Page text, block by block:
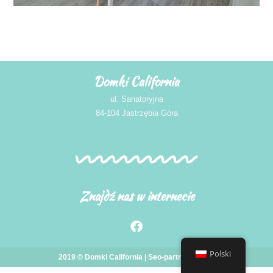
Domki California
ul. Sanatoryjna
84-104 Jastrzębia Góra
Znajdź nas w internecie
2019 © Domki California | Seo-partner designPolski